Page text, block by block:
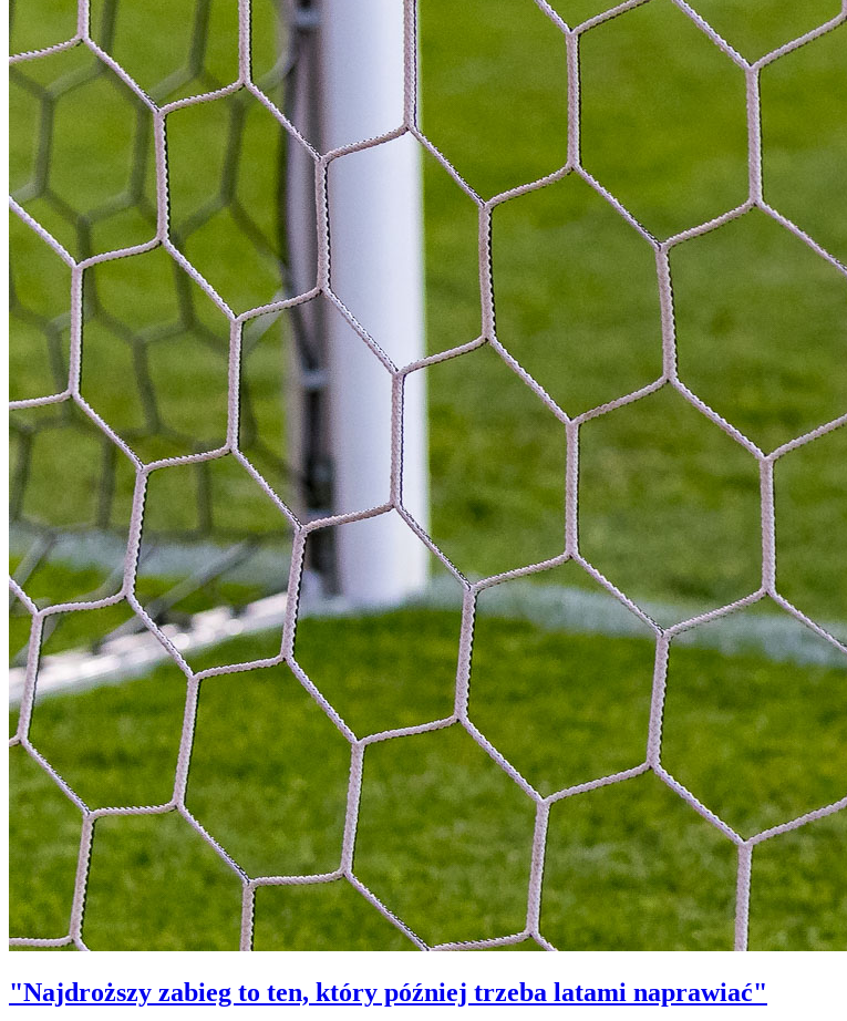
"Najdroższy zabieg to ten, który później trzeba latami naprawiać"